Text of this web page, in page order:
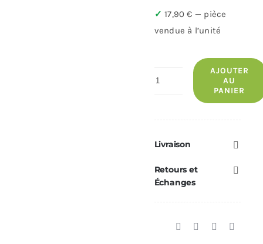
✓ 17,90 € — pièce
vendue à l’unité
quantité
ambiance
AMY
41451405600
AJOUTER
AU
PANIER
Livraison
Retours et
Échanges